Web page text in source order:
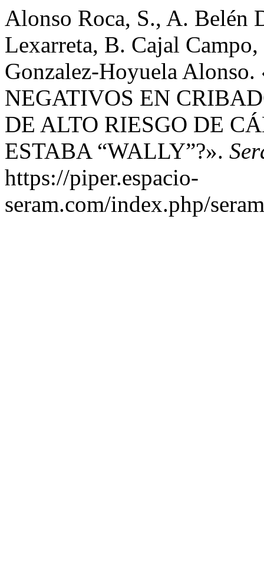
Alonso Roca, S., A. Belén
Lexarreta, B. Cajal
Gonzalez-Hoyuela
NEGATIVOS EN
DE ALTO RIESGO DE
ESTABA “WALLY”?».
https://piper.espacio-
seram.com/index.php/